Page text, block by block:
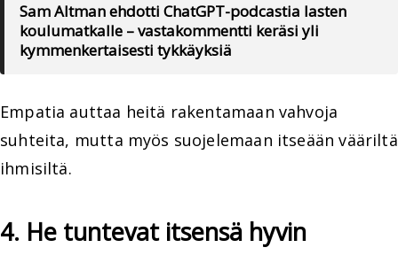
Sam Altman ehdotti ChatGPT-podcastia lasten
koulumatkalle – vastakommentti keräsi yli
kymmenkertaisesti tykkäyksiä
Empatia auttaa heitä rakentamaan vahvoja
suhteita, mutta myös suojelemaan itseään vääriltä
ihmisiltä.
4. He tuntevat itsensä hyvin